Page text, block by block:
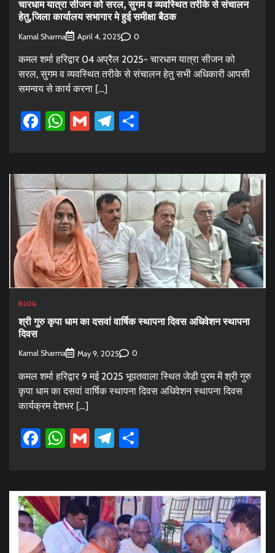
चारधाम यात्रा सीजन को सरल, सुगम व व्यवस्थित तरीके से संचालन
हेतु,जिला कार्यालय सभागार मे हुई समीक्षा बैठक
Kamal Sharma April 4, 2025 0
कमल शर्मा हरिद्वार 04 अप्रैल 2025- चारधाम यात्रा सीजन को
सरल, सुगम व व्यवस्थित तरीके से संचालन हेतु सभी अधिकारी आपसी
समन्वय से कार्य करना […]
Facebook
WhatsApp
GmailTelegram
BLOG
श्री गुरु कृपा धाम का दसवां वार्षिक स्थापना दिवस अधिवेशन स्थापना
दिवस
Kamal Sharma May 9, 2025 0
कमल शर्मा हरिद्वार 9 मई 2025 भूपतवाला स्थित जेडी पुरम में श्री गुरु
कृपा धाम का दसवां वार्षिक स्थापना दिवस अधिवेशन स्थापना दिवस
कार्यक्रम देशभर […]
Facebook
WhatsApp
GmailTelegram